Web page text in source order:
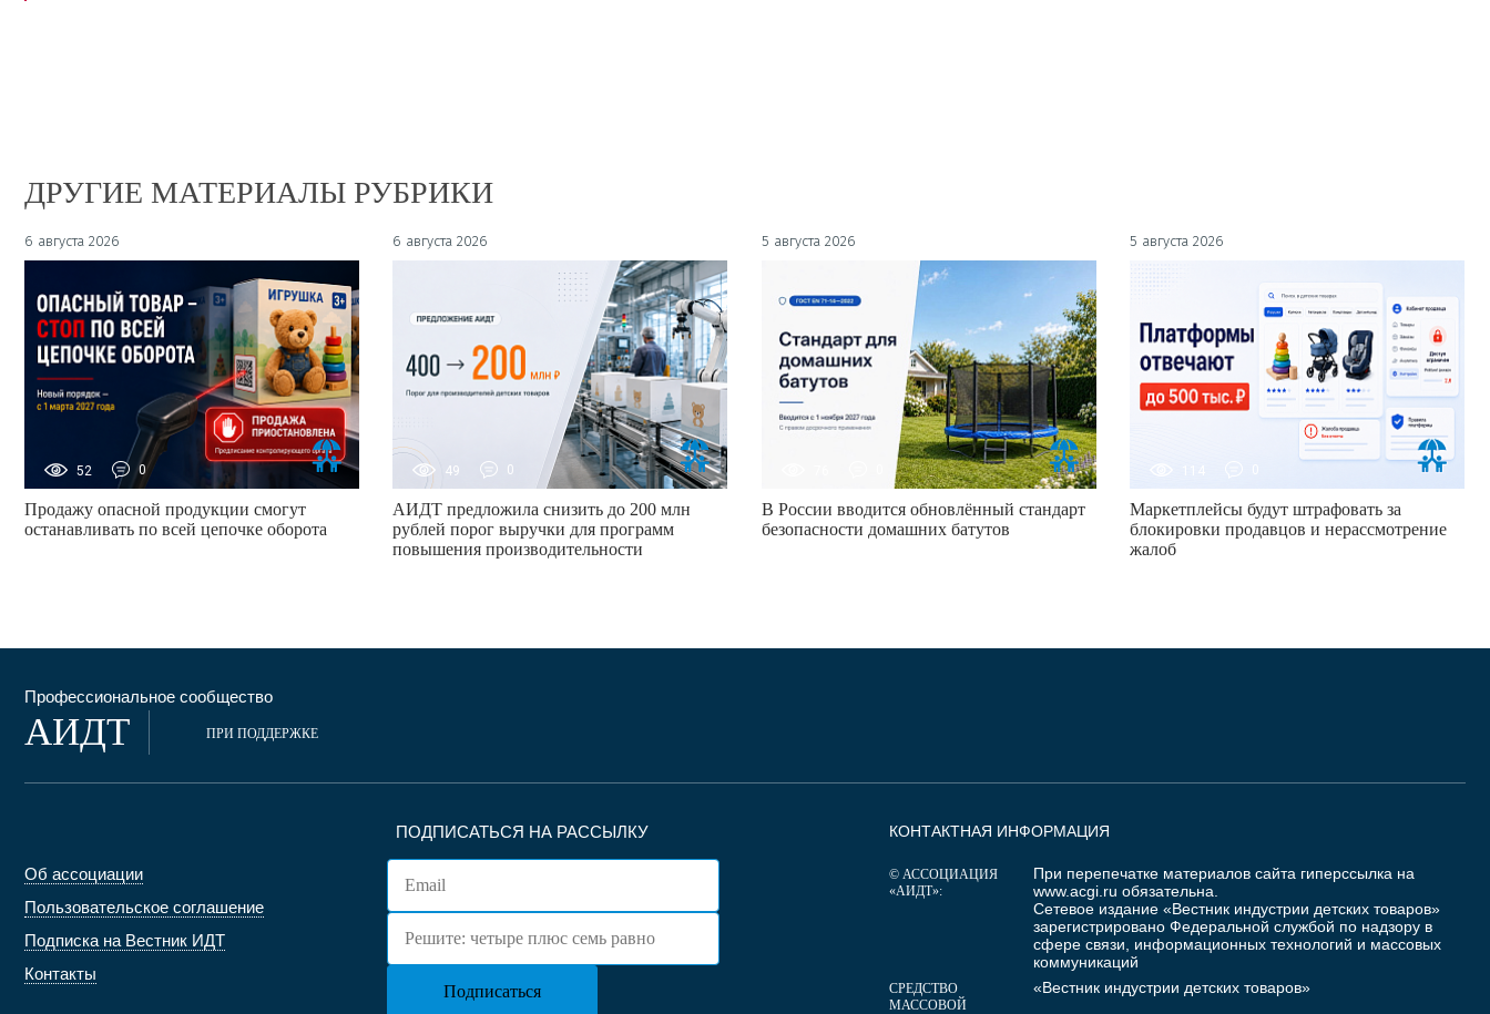
ДРУГИЕ МАТЕРИАЛЫ РУБРИКИ
6 августа 2026
52 0
Продажу опасной продукции смогут
останавливать по всей цепочке оборота
6 августа 2026
49 0
АИДТ предложила снизить до 200 млн
рублей порог выручки для программ
повышения производительности
5 августа 2026
В России вводится обновлённый стандарт
безопасности домашних батутов
5 августа 2026
114
Маркетплейсы будут штрафовать за
блокировки продавцов и нерассмотрение
жалоб
Профессиональное сообщество
АИДТ ПРИ ПОДДЕРЖКЕ
Об ассоциации
Пользовательское соглашение
Подписка на Вестник ИДТ
Контакты
ПОДПИСАТЬСЯ НА РАССЫЛКУ КОНТАКТНАЯ ИНФОРМАЦИЯ
© АССОЦИАЦИЯ
«АИДТ»:
При перепечатке материалов сайта гиперссылка на
www.acgi.ru обязательна.
Сетевое издание «Вестник индустрии детских товаров»
зарегистрировано Федеральной службой по надзору в
сфере связи, информационных технологий и массовых
коммуникаций
СРЕДСТВО
МАССОВОЙ
«Вестник индустрии детских товаров»